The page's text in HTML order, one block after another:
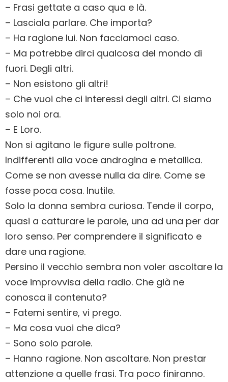
– Frasi gettate a caso qua e là.
– Lasciala parlare. Che importa?
– Ha ragione lui. Non facciamoci caso.
– Ma potrebbe dirci qualcosa del mondo di
fuori. Degli altri.
– Non esistono gli altri!
– Che vuoi che ci interessi degli altri. Ci siamo
solo noi ora.
– E Loro.
Non si agitano le figure sulle poltrone.
Indifferenti alla voce androgina e metallica.
Come se non avesse nulla da dire. Come se
fosse poca cosa. Inutile.
Solo la donna sembra curiosa. Tende il corpo,
quasi a catturare le parole, una ad una per dar
loro senso. Per comprendere il significato e
dare una ragione.
Persino il vecchio sembra non voler ascoltare la
voce improvvisa della radio. Che già ne
conosca il contenuto?
– Fatemi sentire, vi prego.
– Ma cosa vuoi che dica?
– Sono solo parole.
– Hanno ragione. Non ascoltare. Non prestar
attenzione a quelle frasi. Tra poco finiranno.